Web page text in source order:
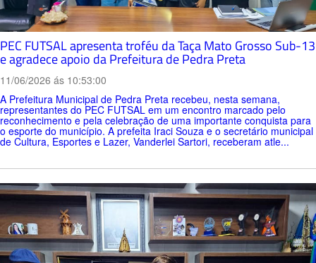
PEC FUTSAL apresenta troféu da Taça Mato Grosso Sub-13
e agradece apoio da Prefeitura de Pedra Preta
11/06/2026 ás 10:53:00
A Prefeitura Municipal de Pedra Preta recebeu, nesta semana,
representantes do PEC FUTSAL em um encontro marcado pelo
reconhecimento e pela celebração de uma importante conquista para
o esporte do município. A prefeita Iraci Souza e o secretário municipal
de Cultura, Esportes e Lazer, Vanderlei Sartori, receberam atle...